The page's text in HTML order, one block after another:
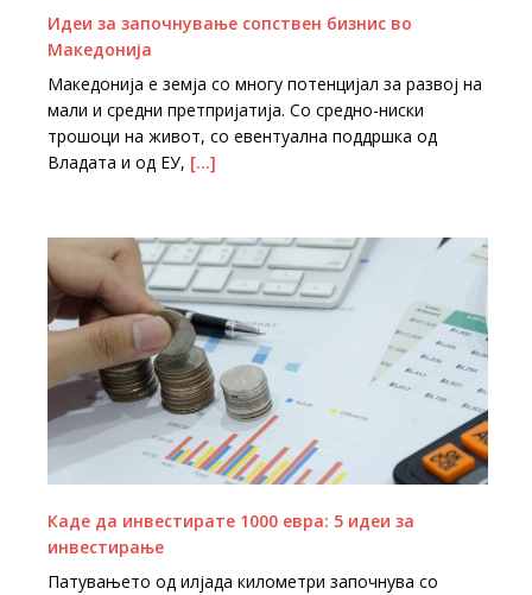
Идеи за започнување сопствен бизнис во
Македонија
Македонија е земја со многу потенцијал за развој на
мали и средни претпријатија. Со средно-ниски
трошоци на живот, со евентуална поддршка од
Владата и од ЕУ, […]
Каде да инвестирате 1000 евра: 5 идеи за
инвестирање
Патувањето од илјада километри започнува со